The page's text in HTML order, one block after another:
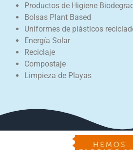
Productos de Higiene
Bolsas Plant Based
Uniformes de plásticos
Energía Solar
Reciclaje
Compostaje
Limpieza de Playas